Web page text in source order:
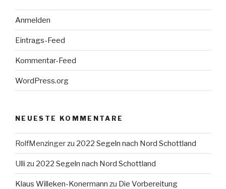
Anmelden
Eintrags-Feed
Kommentar-Feed
WordPress.org
NEUESTE KOMMENTARE
RolfMenzingerzu 2022 Segeln nach Nord Schottland
Ulli zu 2022 Segeln nach Nord Schottland
Klaus Willeken-Konermann zu Die Vorbereitung